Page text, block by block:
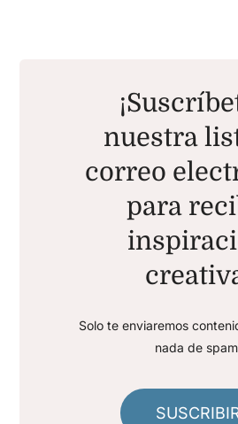
nuestra
correo
para
Solo te enviaremos
nada de